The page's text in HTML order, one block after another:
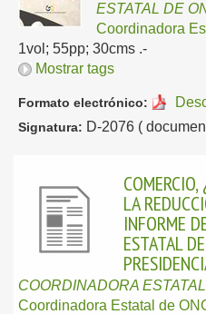
ESTATAL DE
Coordinadora
1vol; 55pp; 30cms .-
Mostrar tags
Formato electrónico:
Signatura: D-2076 (
COMERCIO,
LA
INFORME
ESTATAL
COORDINADORA
Coordinadora Estatal de